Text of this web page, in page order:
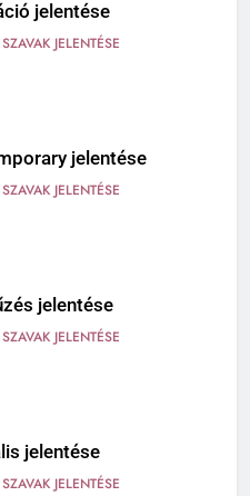
jelentése
JELENTÉSE
jelentése
JELENTÉSE
jelentése
JELENTÉSE
jelentése
JELENTÉSE